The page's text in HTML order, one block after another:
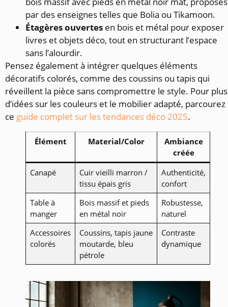
par des enseignes telles que Bolia ou Tikamoon.
Étagères ouvertes en bois et métal pour exposer
livres et objets déco, tout en structurant l’espace
sans l’alourdir.
Pensez également à intégrer quelques éléments
décoratifs colorés, comme des coussins ou tapis qui
réveillent la pièce sans compromettre le style. Pour plus
d’idées sur les couleurs et le mobilier adapté, parcourez
ce guide complet sur les tendances déco 2025.
Élément Material/Color
Ambiance
créée
Canapé
Cuir vieilli marron /
tissu épais gris
Authenticité,
confort
Table à
manger
Bois massif et pieds
en métal noir
Robustesse,
naturel
Accessoires
colorés
Coussins, tapis jaune
moutarde, bleu
pétrole
Contraste
dynamique